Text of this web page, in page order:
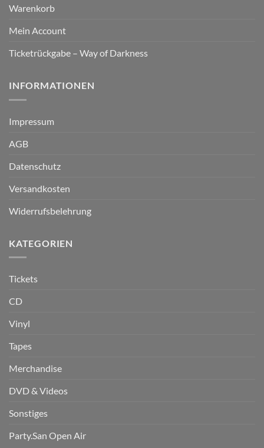
Warenkorb
Mein Account
Ticketrückgabe – Way of Darkness
INFORMATIONEN
Impressum
AGB
Datenschutz
Versandkosten
Widerrufsbelehrung
KATEGORIEN
Tickets
CD
Vinyl
Tapes
Merchandise
DVD & Videos
Sonstiges
Party.San Open Air